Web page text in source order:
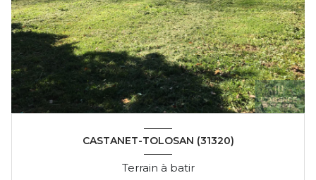
CASTANET-TOLOSAN (31320)
Terrain à batir